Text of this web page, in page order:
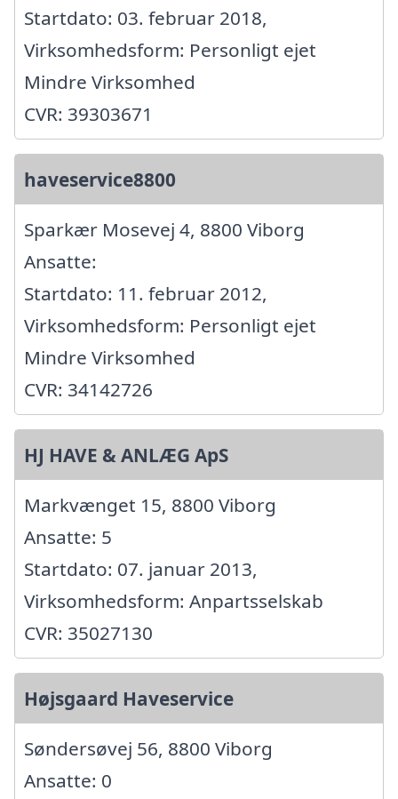
Startdato: 03. februar 2018,
Virksomhedsform: Personligt ejet
Mindre Virksomhed
CVR: 39303671
haveservice8800
Sparkær Mosevej 4, 8800 Viborg
Ansatte:
Startdato: 11. februar 2012,
Virksomhedsform: Personligt ejet
Mindre Virksomhed
CVR: 34142726
HJ HAVE & ANLÆG ApS
Markvænget 15, 8800 Viborg
Ansatte: 5
Startdato: 07. januar 2013,
Virksomhedsform: Anpartsselskab
CVR: 35027130
Højsgaard Haveservice
Søndersøvej 56, 8800 Viborg
Ansatte: 0